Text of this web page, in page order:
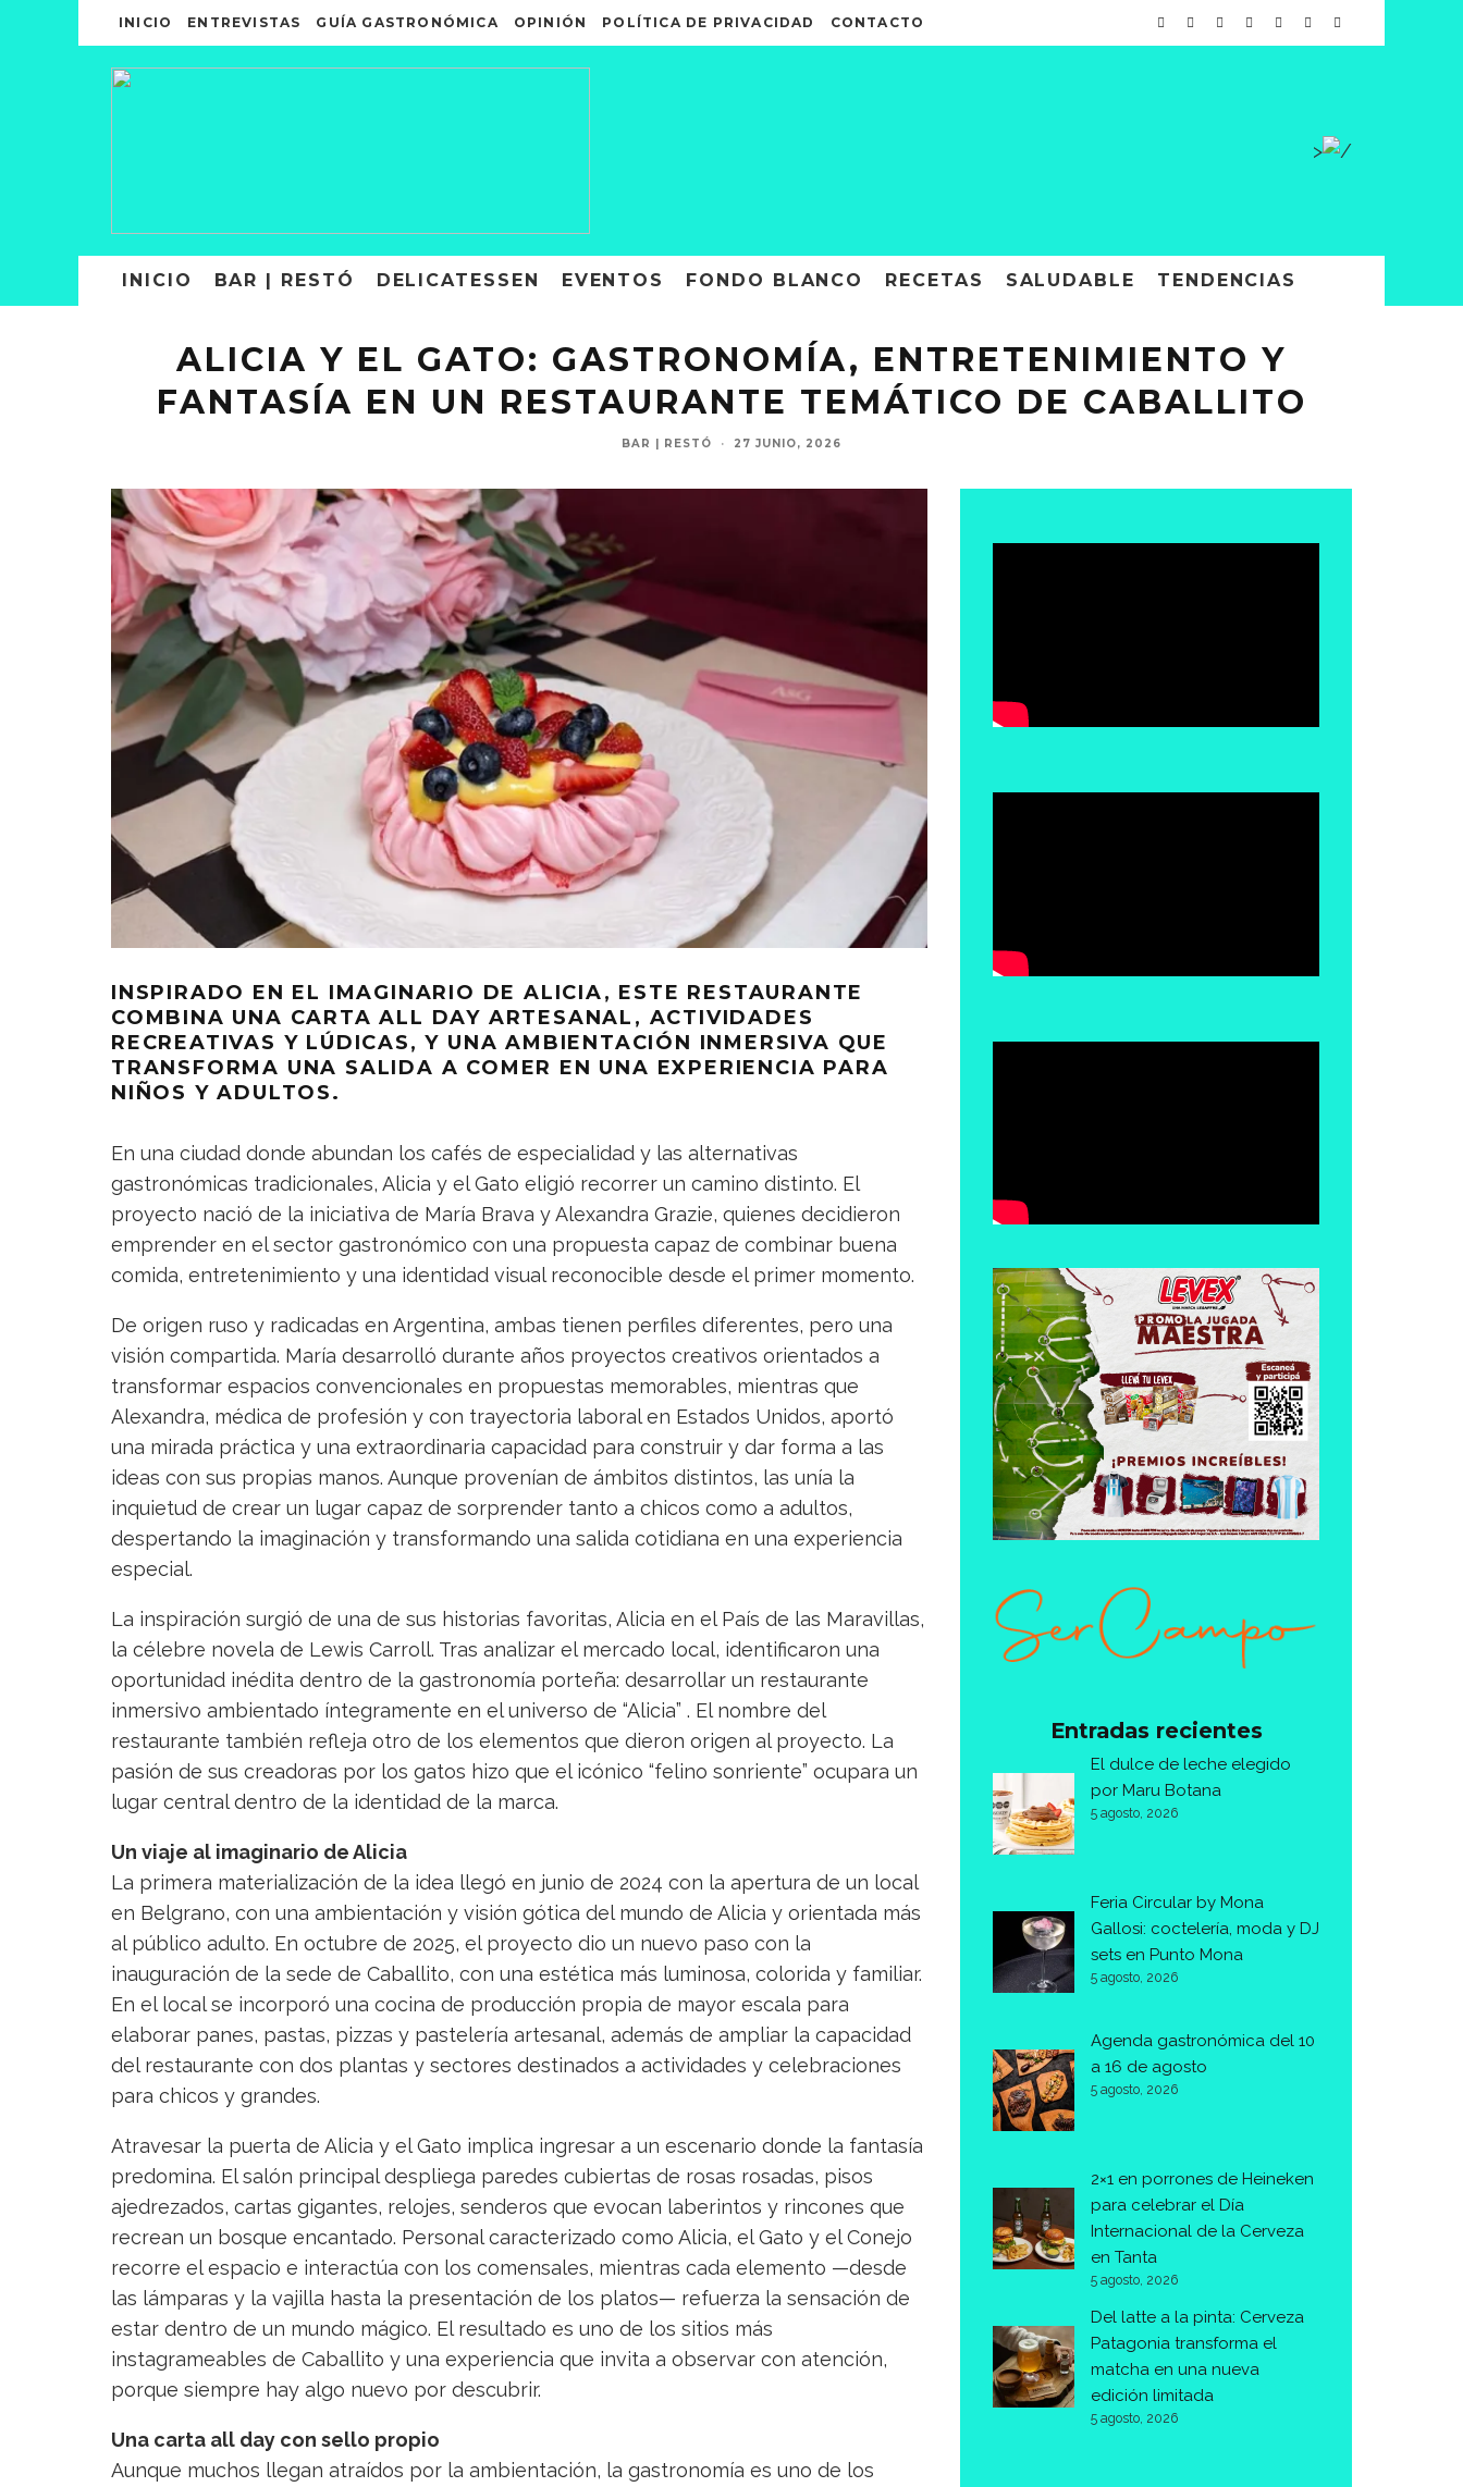
INICIO ENTREVISTAS GUÍA GASTRONÓMICA OPINIÓN POLÍTICA DE PRIVACIDAD CONTACTO
>
INICIO BAR | RESTÓ DELICATESSEN EVENTOS FONDO BLANCO RECETAS SALUDABLE TENDENCIAS
ALICIA Y EL GATO: GASTRONOMÍA, ENTRETENIMIENTO Y
FANTASÍA EN UN RESTAURANTE TEMÁTICO DE CABALLITO
BAR | RESTÓ · 27 JUNIO, 2026
INSPIRADO EN EL IMAGINARIO DE ALICIA, ESTE RESTAURANTE
COMBINA UNA CARTA ALL DAY ARTESANAL, ACTIVIDADES
RECREATIVAS Y LÚDICAS, Y UNA AMBIENTACIÓN INMERSIVA QUE
TRANSFORMA UNA SALIDA A COMER EN UNA EXPERIENCIA PARA
NIÑOS Y ADULTOS.
En una ciudad donde abundan los cafés de especialidad y las alternativas
gastronómicas tradicionales, Alicia y el Gato eligió recorrer un camino distinto. El
proyecto nació de la iniciativa de María Brava y Alexandra Grazie, quienes decidieron
emprender en el sector gastronómico con una propuesta capaz de combinar buena
comida, entretenimiento y una identidad visual reconocible desde el primer momento.
De origen ruso y radicadas en Argentina, ambas tienen perfiles diferentes, pero una
visión compartida. María desarrolló durante años proyectos creativos orientados a
transformar espacios convencionales en propuestas memorables, mientras que
Alexandra, médica de profesión y con trayectoria laboral en Estados Unidos, aportó
una mirada práctica y una extraordinaria capacidad para construir y dar forma a las
ideas con sus propias manos. Aunque provenían de ámbitos distintos, las unía la
inquietud de crear un lugar capaz de sorprender tanto a chicos como a adultos,
despertando la imaginación y transformando una salida cotidiana en una experiencia
especial.
La inspiración surgió de una de sus historias favoritas, Alicia en el País de las Maravillas,
la célebre novela de Lewis Carroll. Tras analizar el mercado local, identificaron una
oportunidad inédita dentro de la gastronomía porteña: desarrollar un restaurante
inmersivo ambientado íntegramente en el universo de “Alicia” . El nombre del
restaurante también refleja otro de los elementos que dieron origen al proyecto. La
pasión de sus creadoras por los gatos hizo que el icónico “felino sonriente” ocupara un
lugar central dentro de la identidad de la marca.
Un viaje al imaginario de Alicia
La primera materialización de la idea llegó en junio de 2024 con la apertura de un local
en Belgrano, con una ambientación y visión gótica del mundo de Alicia y orientada más
al público adulto. En octubre de 2025, el proyecto dio un nuevo paso con la
inauguración de la sede de Caballito, con una estética más luminosa, colorida y familiar.
En el local se incorporó una cocina de producción propia de mayor escala para
elaborar panes, pastas, pizzas y pastelería artesanal, además de ampliar la capacidad
del restaurante con dos plantas y sectores destinados a actividades y celebraciones
para chicos y grandes.
Atravesar la puerta de Alicia y el Gato implica ingresar a un escenario donde la fantasía
predomina. El salón principal despliega paredes cubiertas de rosas rosadas, pisos
ajedrezados, cartas gigantes, relojes, senderos que evocan laberintos y rincones que
recrean un bosque encantado. Personal caracterizado como Alicia, el Gato y el Conejo
recorre el espacio e interactúa con los comensales, mientras cada elemento —desde
las lámparas y la vajilla hasta la presentación de los platos— refuerza la sensación de
estar dentro de un mundo mágico. El resultado es uno de los sitios más
instagrameables de Caballito y una experiencia que invita a observar con atención,
porque siempre hay algo nuevo por descubrir.
Una carta all day con sello propio
Aunque muchos llegan atraídos por la ambientación, la gastronomía es uno de los
Entradas recientes
El dulce de leche elegido
por Maru Botana
5 agosto, 2026
Feria Circular by Mona
Gallosi: coctelería, moda y DJ
sets en Punto Mona
5 agosto, 2026
Agenda gastronómica del 10
a 16 de agosto
5 agosto, 2026
2×1 en porrones de Heineken
para celebrar el Día
Internacional de la Cerveza
en Tanta
5 agosto, 2026
Del latte a la pinta: Cerveza
Patagonia transforma el
matcha en una nueva
edición limitada
5 agosto, 2026